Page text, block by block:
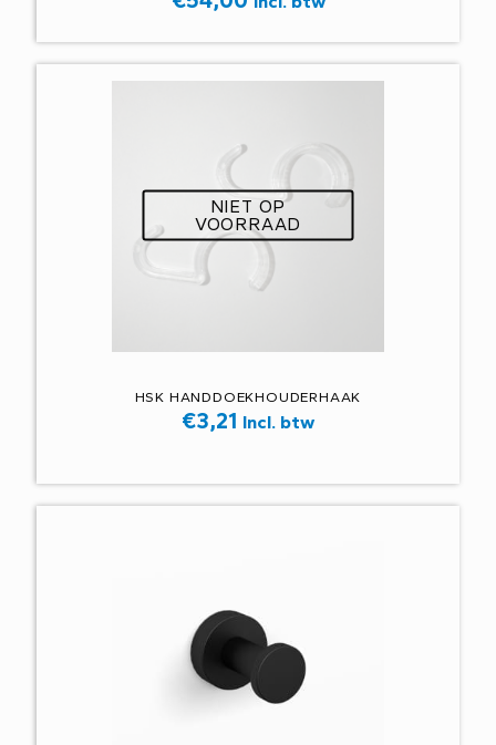
NIET OP
VOORRAAD
HSK HANDDOEKHOUDERHAAK
€3,21 Incl. btw